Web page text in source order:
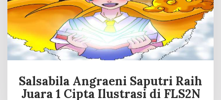
Salsabila Angraeni Saputri Raih
Juara 1 Cipta Ilustrasi di FLS2N